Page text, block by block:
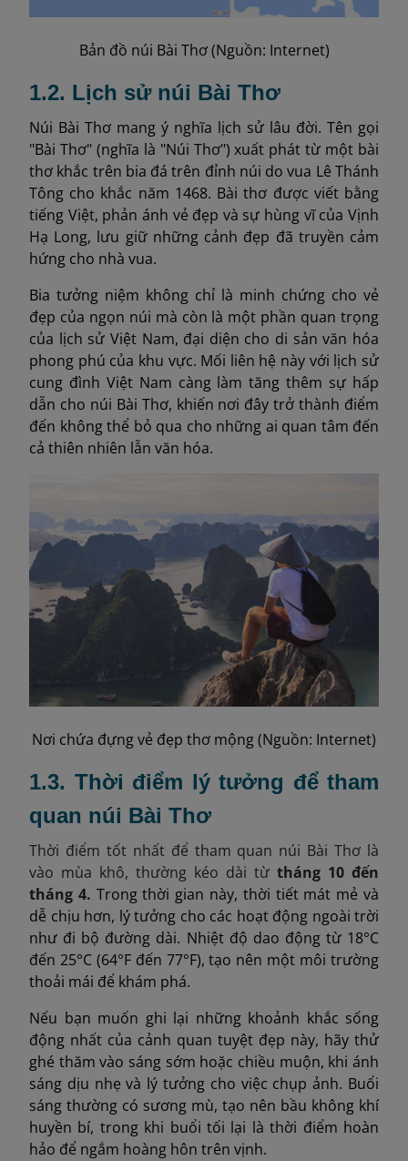
Bản đồ núi Bài Thơ (Nguồn: Internet)
1.2. Lịch sử núi Bài Thơ
Núi Bài Thơ mang ý nghĩa lịch sử lâu đời. Tên gọi
"Bài Thơ" (nghĩa là "Núi Thơ") xuất phát từ một bài
thơ khắc trên bia đá trên đỉnh núi do vua Lê Thánh
Tông cho khắc năm 1468. Bài thơ được viết bằng
tiếng Việt, phản ánh vẻ đẹp và sự hùng vĩ của Vịnh
Hạ Long, lưu giữ những cảnh đẹp đã truyền cảm
hứng cho nhà vua.
Bia tưởng niệm không chỉ là minh chứng cho vẻ
đẹp của ngọn núi mà còn là một phần quan trọng
của lịch sử Việt Nam, đại diện cho di sản văn hóa
phong phú của khu vực. Mối liên hệ này với lịch sử
cung đình Việt Nam càng làm tăng thêm sự hấp
dẫn cho núi Bài Thơ, khiến nơi đây trở thành điểm
đến không thể bỏ qua cho những ai quan tâm đến
cả thiên nhiên lẫn văn hóa.
Nơi chứa đựng vẻ đẹp thơ mộng (Nguồn: Internet)
1.3. Thời điểm lý tưởng để tham
quan núi Bài Thơ
Thời điểm tốt nhất để tham quan núi Bài Thơ là
vào mùa khô, thường kéo dài từ tháng 10 đến
tháng 4. Trong thời gian này, thời tiết mát mẻ và
dễ chịu hơn, lý tưởng cho các hoạt động ngoài trời
như đi bộ đường dài. Nhiệt độ dao động từ 18°C
đến 25°C (64°F đến 77°F), tạo nên một môi trường
thoải mái để khám phá.
Nếu bạn muốn ghi lại những khoảnh khắc sống
động nhất của cảnh quan tuyệt đẹp này, hãy thử
ghé thăm vào sáng sớm hoặc chiều muộn, khi ánh
sáng dịu nhẹ và lý tưởng cho việc chụp ảnh. Buổi
sáng thường có sương mù, tạo nên bầu không khí
huyền bí, trong khi buổi tối lại là thời điểm hoàn
hảo để ngắm hoàng hôn trên vịnh.